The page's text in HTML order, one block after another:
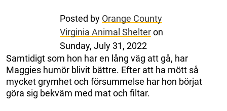
Posted by Orange County
Virginia Animal Shelteron
Sunday, July 31, 2022
Samtidigt som hon har en lång väg att gå, har
Maggies humör blivit bättre. Efter att ha mött så
mycket grymhet och försummelse har hon börjat
göra sig bekväm med mat och filtar.